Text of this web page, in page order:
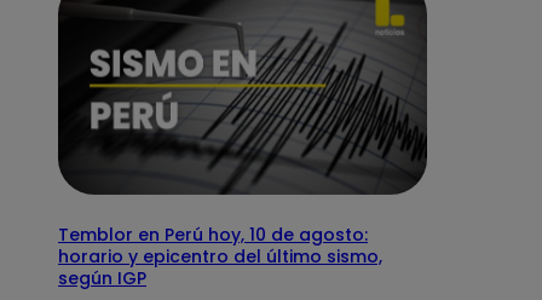
Temblor en Perú hoy, 10 de agosto:
horario y epicentro del último sismo,
según IGP